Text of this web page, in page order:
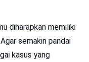
diharapkan memiliki
Agar semakin pandai
kasus yang